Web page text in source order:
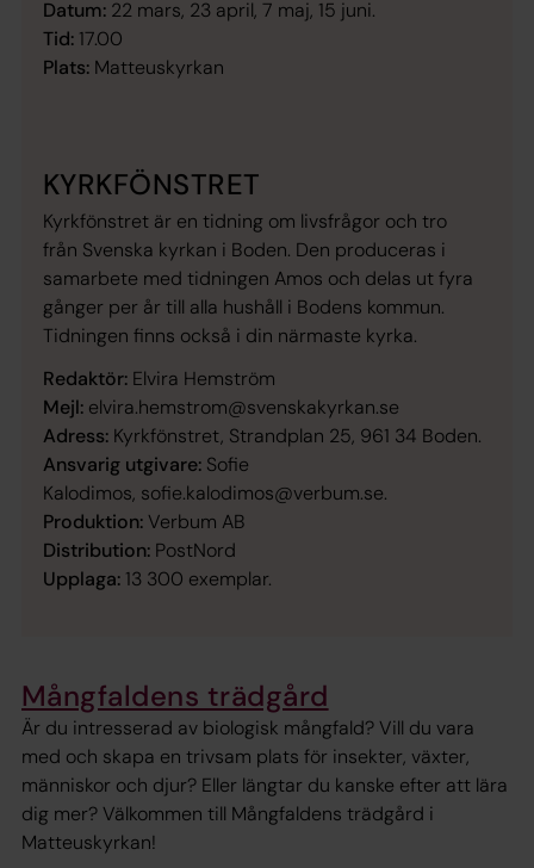
Datum: 22 mars, 23 april, 7 maj, 15 juni.
Tid: 17.00
Plats: Matteuskyrkan
KYRKFÖNSTRET
Kyrkfönstret är en tidning om livsfrågor och tro
från Svenska kyrkan i Boden. Den produceras i
samarbete med tidningen Amos och delas ut fyra
gånger per år till alla hushåll i Bodens kommun.
Tidningen finns också i din närmaste kyrka.
Redaktör: Elvira Hemström
Mejl: elvira.hemstrom@svenskakyrkan.se
Adress: Kyrkfönstret, Strandplan 25, 961 34 Boden.
Ansvarig utgivare: Sofie
Kalodimos, sofie.kalodimos@verbum.se.
Produktion: Verbum AB
Distribution: PostNord
Upplaga: 13 300 exemplar.
Mångfaldens trädgård
Är du intresserad av biologisk mångfald? Vill du vara
med och skapa en trivsam plats för insekter, växter,
människor och djur? Eller längtar du kanske efter att lära
dig mer? Välkommen till Mångfaldens trädgård i
Matteuskyrkan!